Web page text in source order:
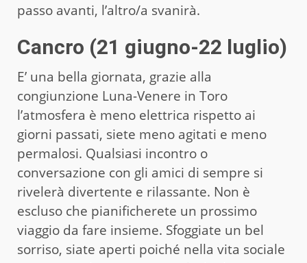
passo avanti, l’altro/a svanirà.
Cancro (21 giugno-22 luglio)
E’ una bella giornata, grazie alla
congiunzione Luna-Venere in Toro
l’atmosfera è meno elettrica rispetto ai
giorni passati, siete meno agitati e meno
permalosi. Qualsiasi incontro o
conversazione con gli amici di sempre si
rivelerà divertente e rilassante. Non è
escluso che pianificherete un prossimo
viaggio da fare insieme. Sfoggiate un bel
sorriso, siate aperti poiché nella vita sociale